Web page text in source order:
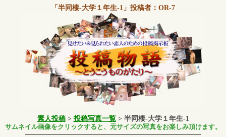
「半同棲-大学１年生-1」 投稿者：OR-7
素人投稿> 投稿写真一覧> 半同棲-大学１年生-1
サムネイル画像をクリックすると、元サイズの写真をお楽しみ頂けます。